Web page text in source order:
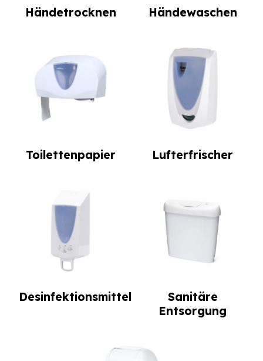
Händetrocknen Händewaschen
Toilettenpapier Lufterfrischer
Desinfektionsmittel
Sanitäre
Entsorgung